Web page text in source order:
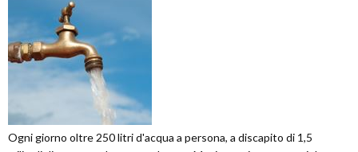
Ogni giorno oltre 250 litri d'acqua a persona, a discapito di 1,5